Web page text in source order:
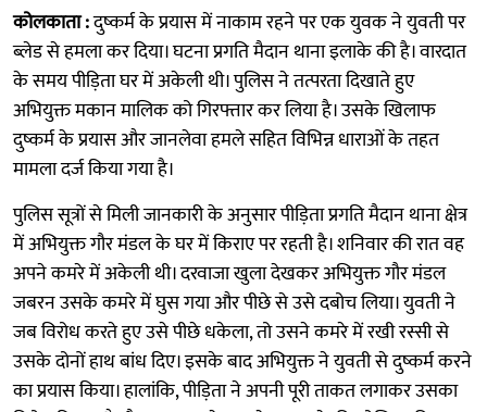
कोलकाता :दुष्कर्म के प्रयास में नाकाम रहने पर एक युवक ने युवती पर
ब्लेड से हमला कर दिया। घटना प्रगति मैदान थाना इलाके की है। वारदात
के समय पीड़िता घर में अकेली थी। पुलिस ने तत्परता दिखाते हुए
अभियुक्त मकान मालिक को गिरफ्तार कर लिया है। उसके खिलाफ
दुष्कर्म के प्रयास और जानलेवा हमले सहित विभिन्न धाराओं के तहत
मामला दर्ज किया गया है।
पुलिस सूत्रों से मिली जानकारी के अनुसार पीड़िता प्रगति मैदान थाना क्षेत्र
में अभियुक्त गौर मंडल के घर में किराए पर रहती है। शनिवार की रात वह
अपने कमरे में अकेली थी। दरवाजा खुला देखकर अभियुक्त गौर मंडल
जबरन उसके कमरे में घुस गया और पीछे से उसे दबोच लिया। युवती ने
जब विरोध करते हुए उसे पीछे धकेला, तो उसने कमरे में रखी रस्सी से
उसके दोनों हाथ बांध दिए। इसके बाद अभियुक्त ने युवती से दुष्कर्म करने
का प्रयास किया। हालांकि, पीड़िता ने अपनी पूरी ताकत लगाकर उसका